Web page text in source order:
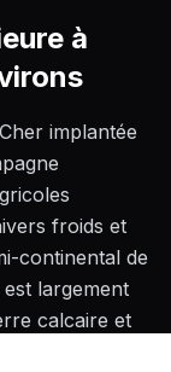
à
implantée
froids et
continental de
largement
calcaire et